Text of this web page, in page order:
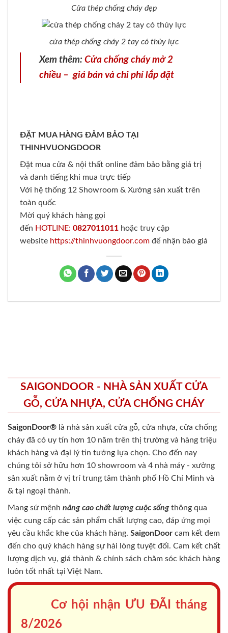
Cửa thép chống cháy đẹp
cửa thép chống cháy 2 tay có thủy lực
Xem thêm: Cửa chống cháy mở 2
chiều – giá bán và chi phí lắp đặt
ĐẶT MUA HÀNG ĐẢM BẢO TẠI
THINHVUONGDOOR
Đặt mua cửa & nội thất online đảm bảo bằng giá trị
và danh tiếng khi mua trực tiếp
Với hệ thống 12 Showroom & Xưởng sản xuất trên
toàn quốc
Mời quý khách hàng gọi
đến HOTLINE: 0827011011 hoặc truy cập
website https://thinhvuongdoor.com để nhận báo giá
SAIGONDOOR - NHÀ SẢN XUẤT CỬA
GỖ, CỬA NHỰA, CỬA CHỐNG CHÁY
SaigonDoor® là nhà sản xuất cửa gỗ, cửa nhựa, cửa chống
cháy đã có uy tín hơn 10 năm trên thị trường và hàng triệu
khách hàng và đại lý tin tưởng lựa chọn. Cho đến nay
chúng tôi sở hữu hơn 10 showroom và 4 nhà máy - xưởng
sản xuất nằm ở vị trí trung tâm thành phố Hồ Chí Minh và
& tại ngoại thành.
Mang sứ mệnh nâng cao chất lượng cuộc sốngthông qua
việc cung cấp các sản phẩm chất lượng cao, đáp ứng mọi
yêu cầu khắc khe của khách hàng. SaigonDoor cam kết đem
đến cho quý khách hàng sự hài lòng tuyệt đối. Cam kết chất
lượng dịch vụ, giá thành & chính sách chăm sóc khách hàng
luôn tốt nhất tại Việt Nam.
Cơ hội nhận ƯU ĐÃI tháng
8/2026